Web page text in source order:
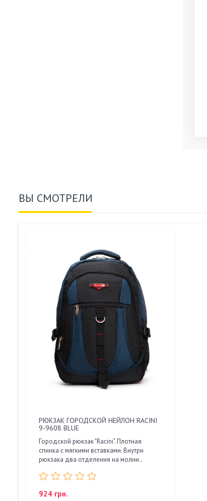
ВЫ СМОТРЕЛИ
РЮКЗАК ГОРОДСКОЙ НЕЙЛОН RACINI
9-9608 BLUE
Городской рюкзак "Racini". Плотная
спинка с мягкими вставками. Внутри
рюкзака два отделения на молни..
924 грн.